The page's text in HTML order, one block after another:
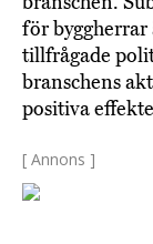
för byggherrar
tillfrågade
branschens
positiva
[ Annons ]